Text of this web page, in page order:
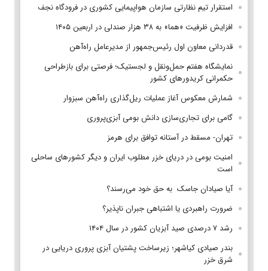
استقرار تیم‌ نظارتی سازمان هواپیمایی کشوری در فرودگاه نجف
افزایش ظرفیت «هما» به ۳۸ هزار صندلی در اربعین ۱۴۰۵
قدردانی معاون اول رئیس‌جمهور از مدیرعامل راه‌آهن
نمایشگاه هفتم حمل‌ونقل و لجستیک؛ فرصتی برای بازطراحی
حکمرانی کریدورهای کشور
شمارش معکوس آغاز عملیات ریل‌گذاری راه‌آهن سبزوار
گامی برای تجاری‌سازی دانش بومی آبزی‌پروری
تهران- مسقط در آستانه توافق برای هرمز
امنیت بومی در دریای خزر مطلوب ایران و دیگر کشورهای ساحلی
است
آیا صیادان جاسک به حق خود می‌رسند؟
ضرورت راهبردی یا اشتباهی جبران ناپذیر؟
رشد ۷ درصدی صید آبزیان کشور در سال ۱۴۰۴
بندر صیادی کیاشهر؛ زیرساخت پشتیان آبزی پروری دریایی در
شرق خزر